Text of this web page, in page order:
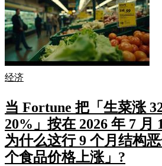
经济
当 Fortune 把「生菜涨
20%」按在 2026 年 7 月
为什么这行 9 个月结构
个食品价格上涨」?